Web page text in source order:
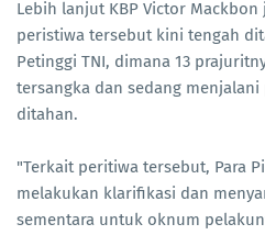
Lebih lanjut KBP Victor
peristiwa tersebut kini tengah
Petinggi TNI, dimana 13
tersangka dan sedang
ditahan.
"Terkait peritiwa tersebut, Para
melakukan klarifikasi dan
sementara untuk oknum